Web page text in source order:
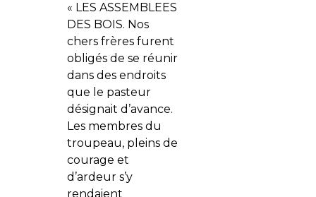
« LES ASSEMBLEES
DES BOIS. Nos
chers frères furent
obligés de se réunir
dans des endroits
que le pasteur
désignait d’avance.
Les membres du
troupeau, pleins de
courage et
d’ardeur s’y
rendaient